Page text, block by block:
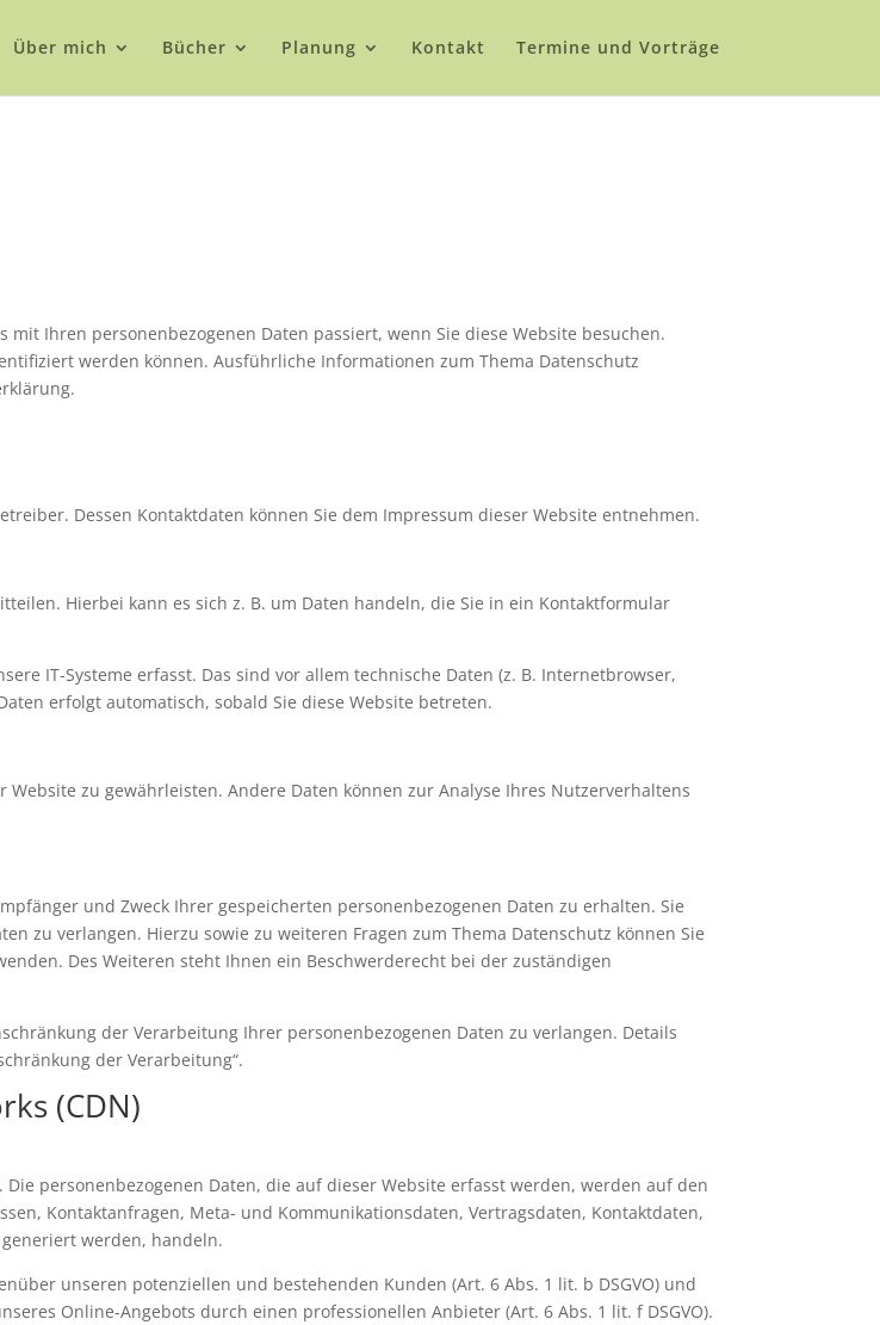
Über mich Bücher Planung Kontakt Termine und Vorträge
Ihren personenbezogenen Daten passiert, wenn Sie diese Website besuchen.
werden können. Ausführliche Informationen zum Thema Datenschutz
Dessen Kontaktdaten können Sie dem Impressum dieser Website entnehmen.
Hierbei kann es sich z. B. um Daten handeln, die Sie in ein Kontaktformular
IT-Systeme erfasst. Das sind vor allem technische Daten (z. B. Internetbrowser,
erfolgt automatisch, sobald Sie diese Website betreten.
zu gewährleisten. Andere Daten können zur Analyse Ihres Nutzerverhaltens
und Zweck Ihrer gespeicherten personenbezogenen Daten zu erhalten. Sie
zu verlangen. Hierzu sowie zu weiteren Fragen zum Thema Datenschutz können Sie
Des Weiteren steht Ihnen ein Beschwerderecht bei der zuständigen
der Verarbeitung Ihrer personenbezogenen Daten zu verlangen. Details
der Verarbeitung“.
(CDN)
personenbezogenen Daten, die auf dieser Website erfasst werden, werden auf den
Kontaktanfragen, Meta- und Kommunikationsdaten, Vertragsdaten, Kontaktdaten,
werden, handeln.
unseren potenziellen und bestehenden Kunden (Art. 6 Abs. 1 lit. b DSGVO) und
Online-Angebots durch einen professionellen Anbieter (Art. 6 Abs. 1 lit. f DSGVO).